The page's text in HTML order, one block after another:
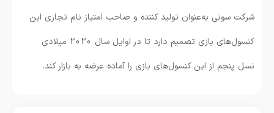
شرکت سونی به‌عنوان تولید کننده و صاحب امتیاز نام تجاری این
کنسول‌های بازی تصمیم دارد تا در اوایل سال 2020 میلادی
نسل پنجم از این کنسول‌های بازی را آماده عرضه به بازار کند.